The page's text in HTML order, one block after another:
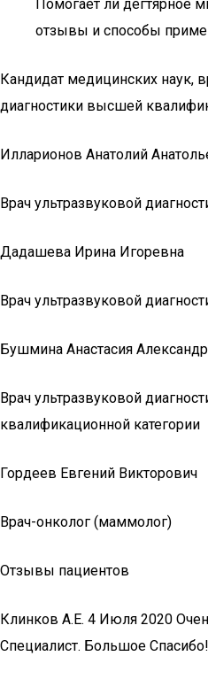
Помогает ли дегтярное
отзывы и способы
Кандидат медицинских наук,
диагностики высшей
Илларионов Анатолий
Врач ультразвуковой
Дадашева Ирина Игоревна
Врач ультразвуковой
Бушмина Анастасия
Врач ультразвуковой
квалификационной категории
Гордеев Евгений Викторович
Врач-онколог (маммолог)
Отзывы пациентов
Клинков А.Е. 4 Июля 2020
Специалист. Большое